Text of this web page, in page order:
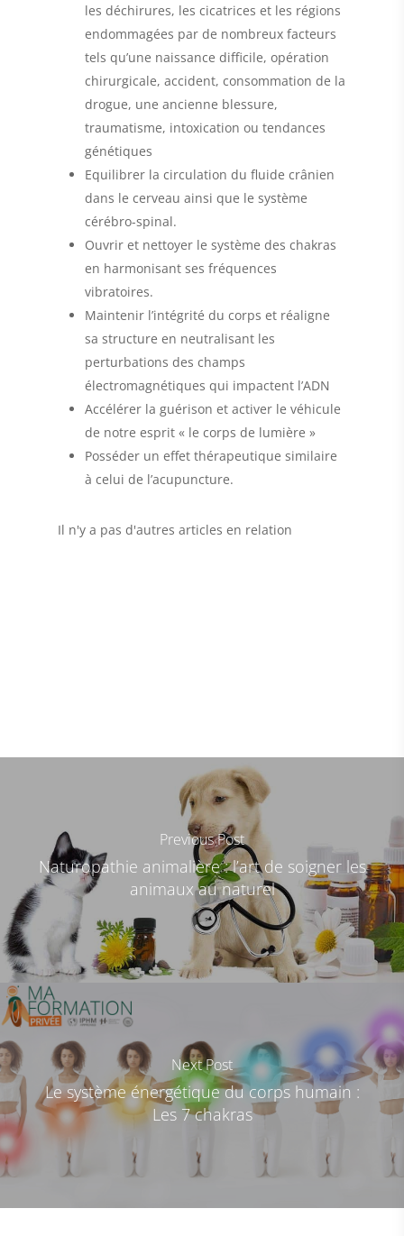
les déchirures, les cicatrices et les régions
endommagées par de nombreux facteurs
tels qu’une naissance difficile, opération
chirurgicale, accident, consommation de la
drogue, une ancienne blessure,
traumatisme, intoxication ou tendances
génétiques
Equilibrer la circulation du fluide crânien
dans le cerveau ainsi que le système
cérébro-spinal.
Ouvrir et nettoyer le système des chakras
en harmonisant ses fréquences
vibratoires.
Maintenir l’intégrité du corps et réaligne
sa structure en neutralisant les
perturbations des champs
électromagnétiques qui impactent l’ADN
Accélérer la guérison et activer le véhicule
de notre esprit « le corps de lumière »
Posséder un effet thérapeutique similaire
à celui de l’acupuncture.
Il n'y a pas d'autres articles en relation
Previous Post
Naturopathie animalière : l’art de soigner les
animaux au naturel
Next Post
Le système énergétique du corps humain :
Les 7 chakras